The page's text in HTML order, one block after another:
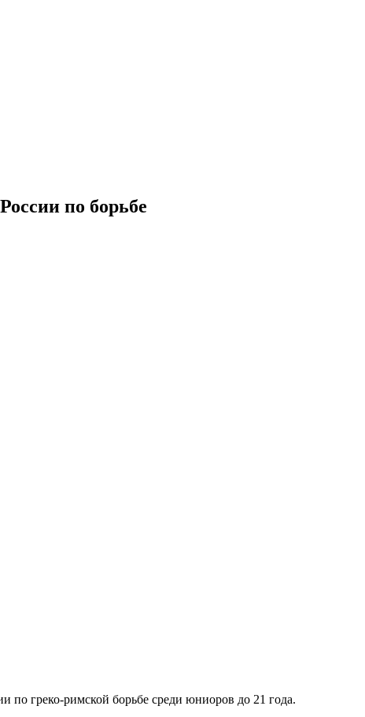
по борьбе
по греко-римской борьбе среди юниоров до 21 года.